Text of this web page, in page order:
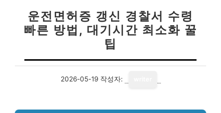
운전면허증 갱신 경찰서 수령
빠른 방법, 대기시간 최소화 꿀
팁
2026-05-19 작성자: